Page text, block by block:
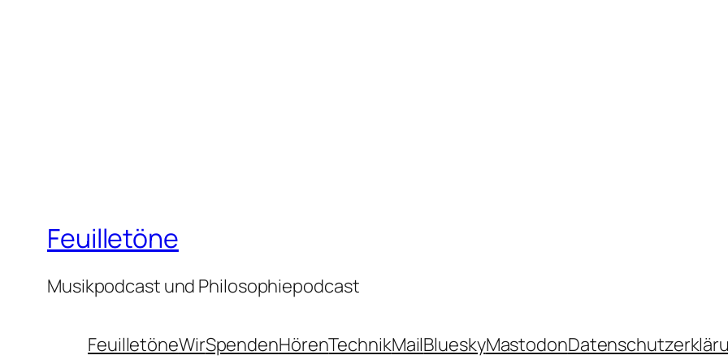
Feuilletöne
Musikpodcast und Philosophiepodcast
FeuilletöneWirSpendenHörenTechnikMailBlueskyMastodon